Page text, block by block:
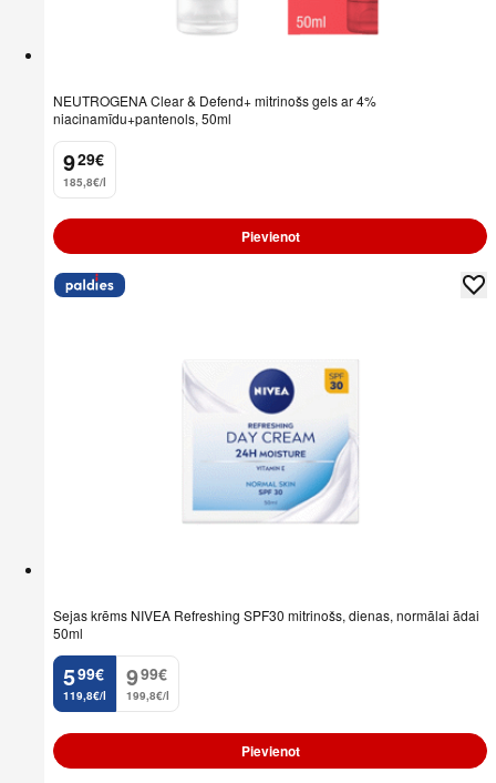
NEUTROGENA Clear & Defend+ mitrinošs gels ar 4%
niacinamīdu+pantenols, 50ml
9
. 29€
185,8€/l
Pievienot
Sejas krēms NIVEA Refreshing SPF30 mitrinošs, dienas, normālai ādai
50ml
5
. 99€
119,8€/l
9
. 99€
199,8€/l
Pievienot